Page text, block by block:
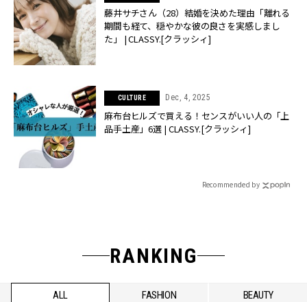
藤井サチさん（28）結婚を決めた理由「離れる
期間も経て、穏やかな彼の良さを実感しまし
た」 | CLASSY.[クラッシィ]
CULTURE Dec, 4, 2025
麻布台ヒルズで買える！センスがいい人の「上
品手土産」6選 | CLASSY.[クラッシィ]
Recommended by
RANKING
ALL FASHION BEAUTY